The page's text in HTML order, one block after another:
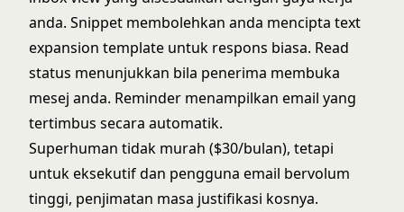
anda. Snippet membolehkan anda mencipta text
expansion template untuk respons biasa. Read
status menunjukkan bila penerima membuka
mesej anda. Reminder menampilkan email yang
tertimbus secara automatik.
Superhuman tidak murah ($30/bulan), tetapi
untuk eksekutif dan pengguna email bervolum
tinggi, penjimatan masa justifikasi kosnya.